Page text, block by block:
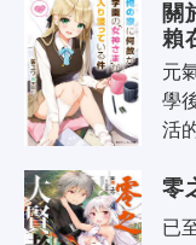
起
關
賴
元
學
活
凜
零
已